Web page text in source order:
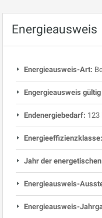
Energieausweis
Energieausweis-Art:
Engergieausweis
Endenergiebedarf: 123
Energieeffizienzklasse:
Jahr der
Energieausweis-
Energieausweis-